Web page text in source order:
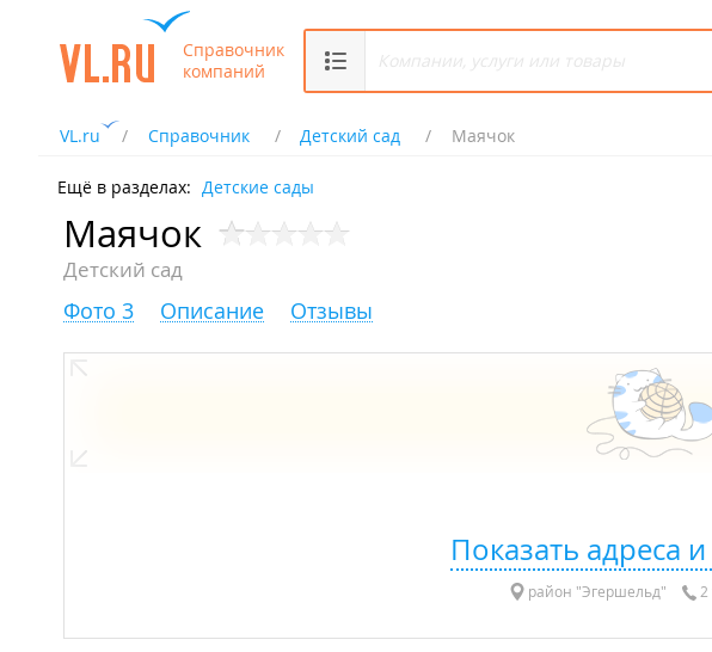
Справочник
компаний
VL.ru Справочник Детский сад Маячок
Ещё в разделах: Детские сады
Маячок
Детский сад
Фото 3 Описание Отзывы
Показать адреса
район "Эгершельд" 2